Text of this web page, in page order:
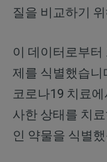
질을 비교하기
이 데이터로부
제를 식별했습니
코로나19 치료
사한 상태를 치
인 약물을 식별